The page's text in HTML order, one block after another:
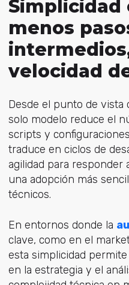
Simplicidad
menos
velocidad
Desde el punto de
solo modelo reduce el
scripts y
traduce en ciclos de
agilidad para responder
una adopción más
técnicos.
En entornos donde la
clave, como en el
esta simplicidad
en la estrategia y el